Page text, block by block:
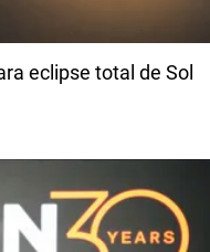
eclipse total de Sol